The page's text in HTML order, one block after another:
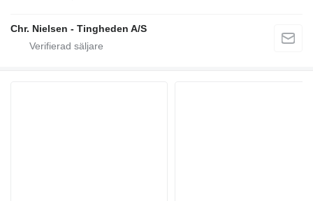
Chr. Nielsen - Tingheden A/S